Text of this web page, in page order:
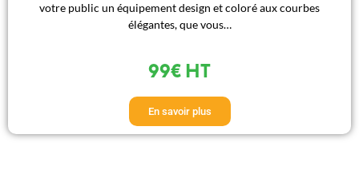
votre public un équipement design et coloré aux courbes
élégantes, que vous…
99€ HT
En savoir plus